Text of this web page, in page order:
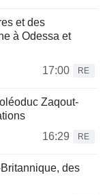
et des
à Odessa et
17:00
RE
Zaqout-
16:29
RE
des